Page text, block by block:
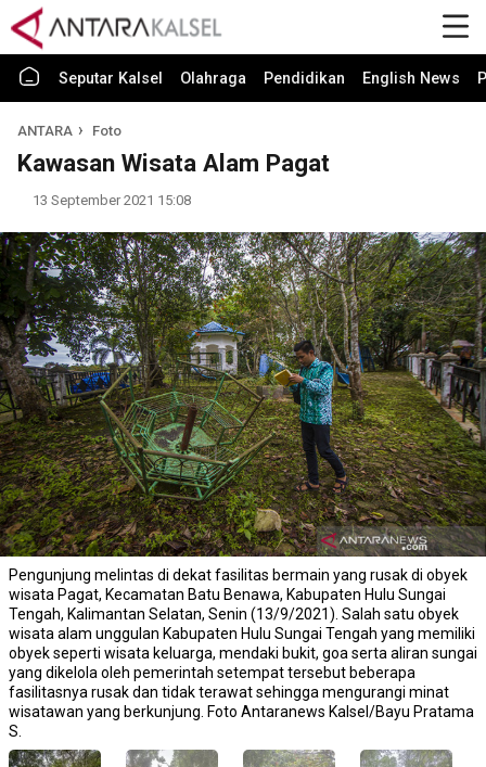
Seputar Kalsel Olahraga Pendidikan English News
ANTARA Foto
Kawasan Wisata Alam Pagat
13 September 2021 15:08
Pengunjung melintas di dekat fasilitas bermain yang rusak di obyek
wisata Pagat, Kecamatan Batu Benawa, Kabupaten Hulu Sungai
Tengah, Kalimantan Selatan, Senin (13/9/2021). Salah satu obyek
wisata alam unggulan Kabupaten Hulu Sungai Tengah yang memiliki
obyek seperti wisata keluarga, mendaki bukit, goa serta aliran sungai
yang dikelola oleh pemerintah setempat tersebut beberapa
fasilitasnya rusak dan tidak terawat sehingga mengurangi minat
wisatawan yang berkunjung. Foto Antaranews Kalsel/Bayu Pratama
S.